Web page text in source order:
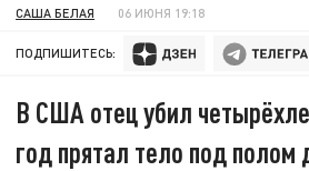
САША БЕЛАЯ 06 ИЮНЯ 19:18
ПОДПИШИТЕСЬ:
В США отец убил
год прятал тело под полом